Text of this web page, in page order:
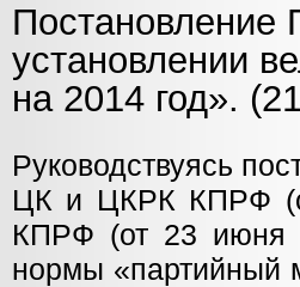
установлении
на 2014 год».
Руководствуясь
ЦК и ЦКРК КПРФ
КПРФ (от 23 июня
нормы «партийный